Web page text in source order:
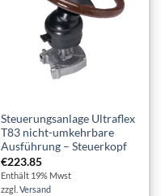
Steuerungsanlage Ultraflex
T83 nicht-umkehrbare
Ausführung – Steuerkopf
€223.85
Enthält 19% Mwst
zzgl.Versand